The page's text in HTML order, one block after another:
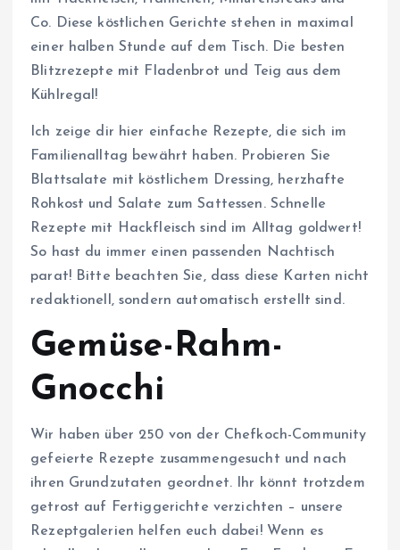
Co. Diese köstlichen Gerichte stehen in maximal
einer halben Stunde auf dem Tisch. Die besten
Blitzrezepte mit Fladenbrot und Teig aus dem
Kühlregal!
Ich zeige dir hier einfache Rezepte, die sich im
Familienalltag bewährt haben. Probieren Sie
Blattsalate mit köstlichem Dressing, herzhafte
Rohkost und Salate zum Sattessen. Schnelle
Rezepte mit Hackfleisch sind im Alltag goldwert!
So hast du immer einen passenden Nachtisch
parat! Bitte beachten Sie, dass diese Karten nicht
redaktionell, sondern automatisch erstellt sind.
Gemüse-Rahm-
Gnocchi
Wir haben über 250 von der Chefkoch-Community
gefeierte Rezepte zusammengesucht und nach
ihren Grundzutaten geordnet. Ihr könnt trotzdem
getrost auf Fertiggerichte verzichten – unsere
Rezeptgalerien helfen euch dabei! Wenn es